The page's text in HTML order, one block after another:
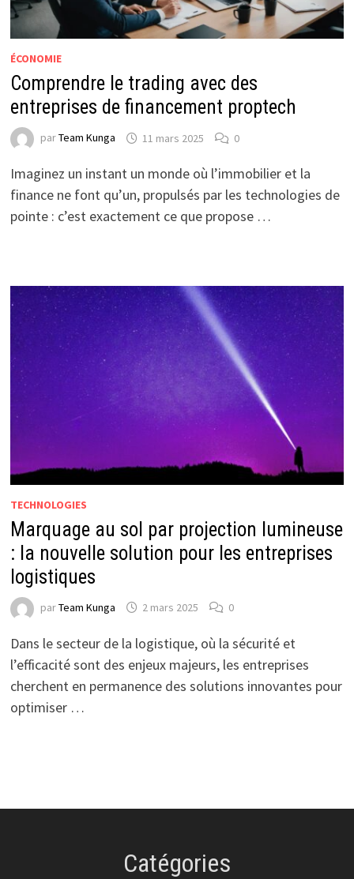
ÉCONOMIE
Comprendre le trading avec des
entreprises de financement proptech
parTeam Kunga 11 mars 2025 0
Imaginez un instant un monde où l’immobilier et la
finance ne font qu’un, propulsés par les technologies de
pointe : c’est exactement ce que propose …
TECHNOLOGIES
Marquage au sol par projection lumineuse
: la nouvelle solution pour les entreprises
logistiques
parTeam Kunga 2 mars 2025 0
Dans le secteur de la logistique, où la sécurité et
l’efficacité sont des enjeux majeurs, les entreprises
cherchent en permanence des solutions innovantes pour
optimiser …
Catégories